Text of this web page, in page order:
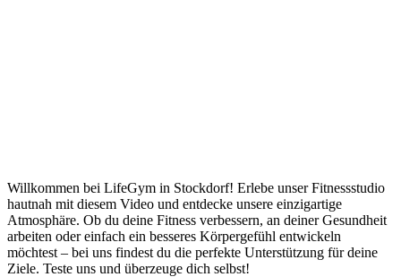
Willkommen bei LifeGym in Stockdorf! Erlebe unser Fitnessstudio
hautnah mit diesem Video und entdecke unsere einzigartige
Atmosphäre. Ob du deine Fitness verbessern, an deiner Gesundheit
arbeiten oder einfach ein besseres Körpergefühl entwickeln
möchtest – bei uns findest du die perfekte Unterstützung für deine
Ziele. Teste uns und überzeuge dich selbst!